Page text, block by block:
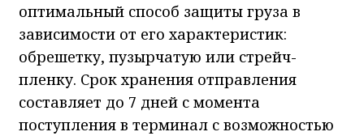
оптимальный способ защиты груза в
зависимости от его характеристик:
обрешетку, пузырчатую или стрейч-
пленку. Срок хранения отправления
составляет до 7 дней с момента
поступления в терминал с возможностью